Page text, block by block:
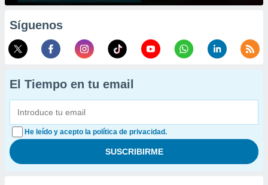
Síguenos
El Tiempo en tu email
He leído y acepto la política de privacidad.